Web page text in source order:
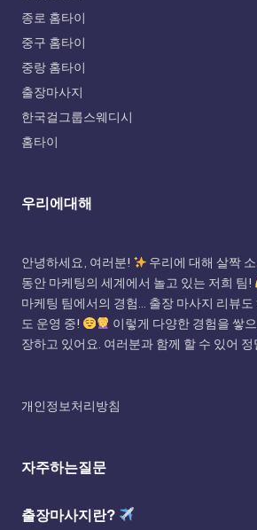
종로 홈타이
중구 홈타이
중랑 홈타이
출장마사지
한국걸그룹스웨디시
홈타이
우리에대해
안녕하세요, 여러분!
우리에 대해 살짝
동안 마케팅의 세계에서 놀고 있는 저희 팀!
마케팅 팀에서의 경험... 출장 마사지 리뷰
도 운영 중!
이렇게 다양한 경험을 쌓
장하고 있어요. 여러분과 함께 할 수 있어
개인정보처리방침
자주하는질문
출장마사지란?